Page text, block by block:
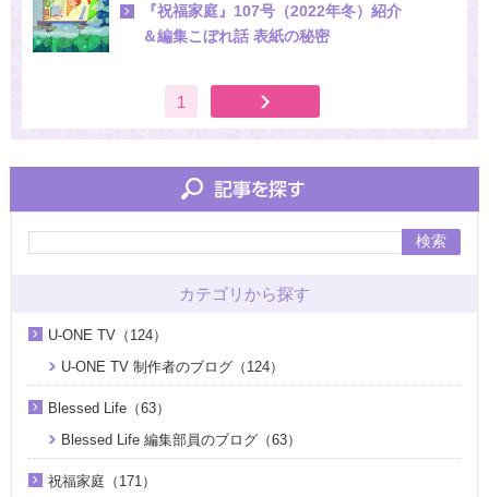
『祝福家庭』107号（2022年冬）紹介
＆編集こぼれ話 表紙の秘密
1
検索
カテゴリから探す
U-ONE TV（124）
U-ONE TV 制作者のブログ（124）
Blessed Life（63）
Blessed Life 編集部員のブログ（63）
祝福家庭（171）